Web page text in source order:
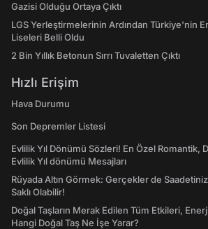
Gazisi Olduğu Ortaya Çıktı
LGS Yerleştirmelerinin Ardından Türkiye'nin
Liseleri Belli Oldu
2 Bin Yıllık Betonun Sırrı Tuvaletten Çıktı
Hızlı Erişim
Hava Durumu
Son Depremler Listesi
Evlilik Yıl Dönümü Sözleri! En Özel Romantik,
Evlilik Yıl dönümü Mesajları
Rüyada Altın Görmek: Gerçekler de
Saklı Olabilir!
Doğal Taşların Merak Edilen Tüm Etkileri,
Hangi Doğal Taş Ne İşe Yarar?